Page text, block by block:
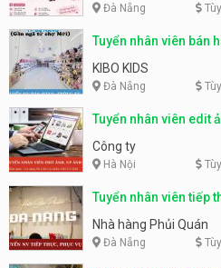
Đà Nẵng
Tuyển nhân viên bán
KIBO KIDS
Đà Nẵng
Tuyển nhân viên edit
Công ty
Hà Nội
Tuyển nhân viên tiếp
Nhà hàng Phủi Quán
Đà Nẵng